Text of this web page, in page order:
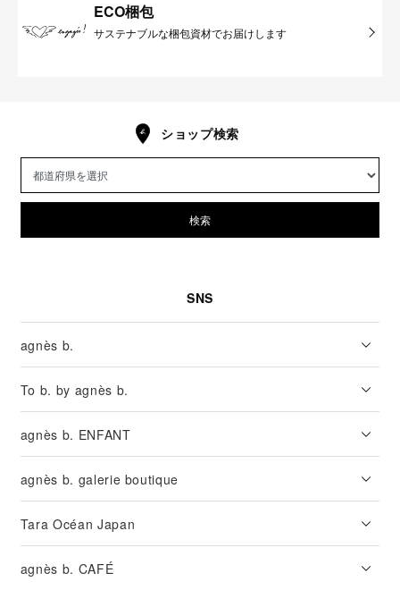
ECO梱包
サステナブルな梱包資材でお届けします
ショップ検索
検索
SNS
agnès b.
To b. by agnès b.
agnès b. ENFANT
agnès b. galerie boutique
Tara Océan Japan
agnès b. CAFÉ